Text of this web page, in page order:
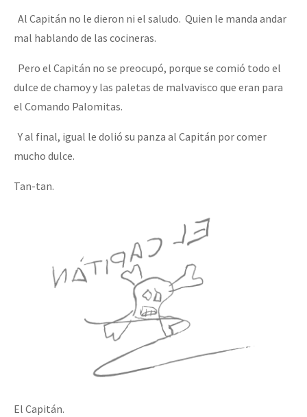
Al Capitán no le dieron ni el saludo. Quien le manda andar
mal hablando de las cocineras.
Pero el Capitán no se preocupó, porque se comió todo el
dulce de chamoy y las paletas de malvavisco que eran para
el Comando Palomitas.
Y al final, igual le dolió su panza al Capitán por comer
mucho dulce.
Tan-tan.
El Capitán.